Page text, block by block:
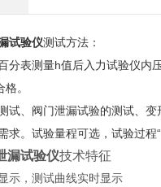
试验仪测试方法：
分表测量h值后入力试验仪内
。
试、阀门泄漏试验的测试、
求。试验量程可选，试验过程
漏试验仪技术特征
示，测试曲线实时显示